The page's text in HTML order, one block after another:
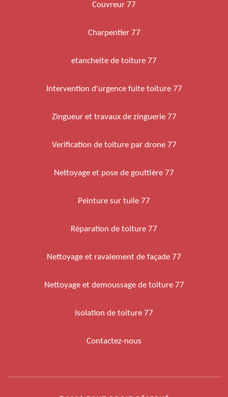
Couvreur 77
Charpentier 77
etancheite de toiture 77
Intervention d'urgence fuite toiture 77
Zingueur et travaux de zinguerie 77
Verification de toiture par drone 77
Nettoyage et pose de gouttière 77
Peinture sur tuile 77
Réparation de toiture 77
Nettoyage et ravalement de façade 77
Nettoyage et demoussage de toiture 77
Isolation de toiture 77
Contactez-nous